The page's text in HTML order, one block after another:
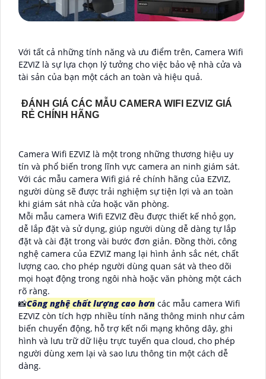
Với tất cả những tính năng và ưu điểm trên, Camera Wifi
EZVIZ là sự lựa chọn lý tưởng cho việc bảo vệ nhà cửa và
tài sản của bạn một cách an toàn và hiệu quả.
ĐÁNH GIÁ CÁC MẪU CAMERA WIFI EZVIZ GIÁ
RẺ CHÍNH HÃNG
Camera Wifi EZVIZ là một trong những thương hiệu uy
tín và phổ biến trong lĩnh vực camera an ninh giám sát.
Với các mẫu camera Wifi giá rẻ chính hãng của EZVIZ,
người dùng sẽ được trải nghiệm sự tiện lợi và an toàn
khi giám sát nhà cửa hoặc văn phòng.
Mỗi mẫu camera Wifi EZVIZ đều được thiết kế nhỏ gọn,
dễ lắp đặt và sử dụng, giúp người dùng dễ dàng tự lắp
đặt và cài đặt trong vài bước đơn giản. Đồng thời, công
nghệ camera của EZVIZ mang lại hình ảnh sắc nét, chất
lượng cao, cho phép người dùng quan sát và theo dõi
mọi hoạt động trong ngôi nhà hoặc văn phòng một cách
rõ ràng.
📸Công nghệ chất lượng cao hơn các mẫu camera Wifi
EZVIZ còn tích hợp nhiều tính năng thông minh như cảm
biến chuyển động, hỗ trợ kết nối mạng không dây, ghi
hình và lưu trữ dữ liệu trực tuyến qua cloud, cho phép
người dùng xem lại và sao lưu thông tin một cách dễ
dàng.